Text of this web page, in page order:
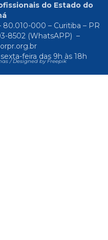
do Estado do
80.010-000 – Curitiba – PR
8502(WhatsAPP) –
feira das 9h às 18h
/Designed by Freepik